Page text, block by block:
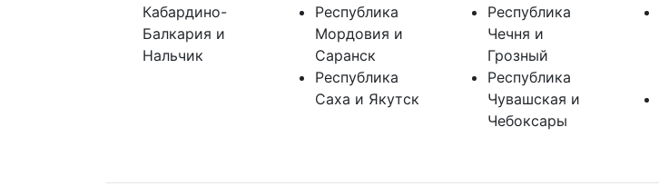
Кабардино-
Балкария и
Нальчик
Республика
Мордовия и
Саранск
Республика
Саха и Якутск
Республика
Чечня и
Грозный
Республика
Чувашская и
Чебоксары